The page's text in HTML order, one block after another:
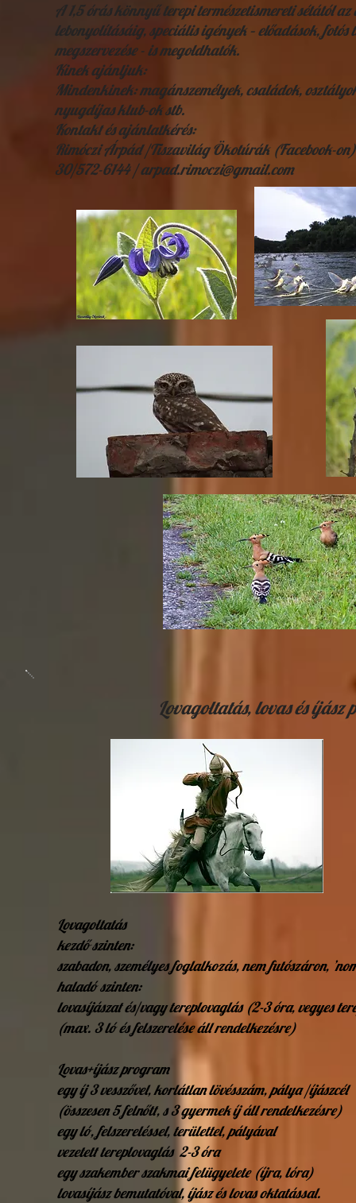
A 1,5 órás könnyű terepi természetismereti sétától
lebonyolításáig, speciális igények – előadások,
megszervezése - is megoldhatók.
Kinek ajánljuk:
Mindenkinek: magánszemélyek, családok,
nyugdíjas klub-ok stb.
Kontakt és ajánlatkérés:
Rimóczi Árpád /Tiszavilág Ökotúrák (Facebook-on)
30/572-6144 / arpad.rimoczi@gmail.com
Lovagoltatás, lovas és
Lovagoltatás
kezdő szinten:
szabadon, személyes foglalkozás, nem futószáron,
haladó szinten:
lovasíjászat és/vagy tereplovaglás (2-3 óra, vegyes
(max. 3 ló és felszerelése áll rendelkezésre)
Lovas+íjász program
egy íj 3 vesszővel, korlátlan lövésszám, pálya /íjászcél
(összesen 5 felnőtt, s 3 gyermek íj áll rendelkezésre)
egy ló, felszereléssel, területtel, pályával
vezetett tereplovaglás 2-3 óra
egy szakember szakmai felügyelete (íjra, lóra)
lovasíjász bemutatóval, íjász és lovas oktatással.